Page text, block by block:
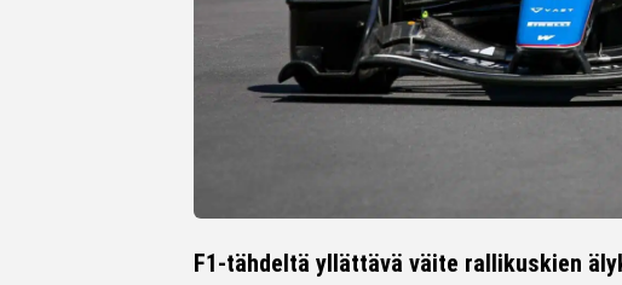
F1-tähdeltä yllättävä väite rallikuskien